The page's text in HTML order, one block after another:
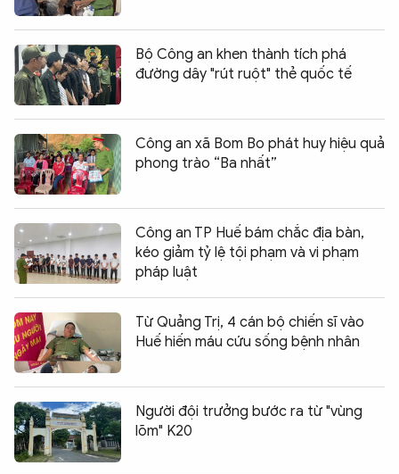
Bộ Công an khen thành tích phá
đường dây "rút ruột" thẻ quốc tế
Công an xã Bom Bo phát huy hiệu quả
phong trào “Ba nhất”
Công an TP Huế bám chắc địa bàn,
kéo giảm tỷ lệ tội phạm và vi phạm
pháp luật
Từ Quảng Trị, 4 cán bộ chiến sĩ vào
Huế hiến máu cứu sống bệnh nhân
Người đội trưởng bước ra từ "vùng
lõm" K20